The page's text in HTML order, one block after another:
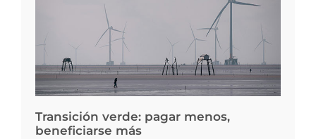
Transición verde: pagar menos,
beneficiarse más